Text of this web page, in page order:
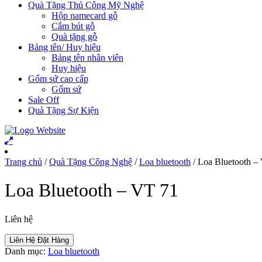
Quà Tặng Thủ Công Mỹ Nghệ
Hộp namecard gỗ
Cắm bút gỗ
Quà tặng gỗ
Bảng tên/ Huy hiệu
Bảng tên nhân viên
Huy hiệu
Gốm sứ cao cấp
Gốm sứ
Sale Off
Quà Tặng Sự Kiện
Trang chủ /Quà Tặng Công Nghệ /Loa bluetooth / Loa Bluetooth –
Loa Bluetooth – VT 71
Liên hệ
Liên Hệ Đặt Hàng
Danh mục: Loa bluetooth